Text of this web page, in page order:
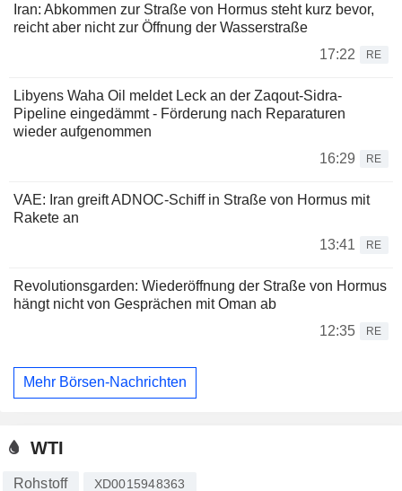
Iran: Abkommen zur Straße von Hormus steht kurz bevor,
reicht aber nicht zur Öffnung der Wasserstraße
17:22
RE
Libyens Waha Oil meldet Leck an der Zaqout-Sidra-
Pipeline eingedämmt - Förderung nach Reparaturen
wieder aufgenommen
16:29
RE
VAE: Iran greift ADNOC-Schiff in Straße von Hormus mit
Rakete an
13:41
RE
Revolutionsgarden: Wiederöffnung der Straße von Hormus
hängt nicht von Gesprächen mit Oman ab
12:35
RE
Mehr Börsen-Nachrichten
WTI
Rohstoff XD0015948363